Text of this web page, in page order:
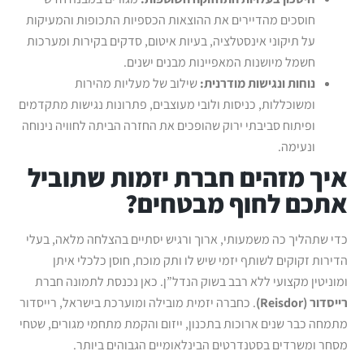
חוסכים מהדיירים את ההוצאות הכספיות התכופות והמעיקות
על תיקוני אינסטלציה, בעיות איטום, סדקים בקירות ומערכות
חשמל מיושנות המאפיינות מבנים ישנים.
נוחות ונגישות מודרנית:שילוב של מעליות מהירות
ומשוכללות, כניסות ולובי מעוצבים, פתרונות נגישות מתקדמים
ופיתוח סביבתי ירוק שהופכים את החזרה הביתה לחוויה נינוחה
ונעימה.
איך מזהים חברת יזמות שתוביל
אתכם לחוף מבטחים?
כדי שתהליך כה משמעותי, ארוך ורגיש יסתיים בהצלחה מלאה, בעלי
הדירות זקוקים לשותף יזמי שיש לו ותק מוכח, חוסן כלכלי איתן
ומוניטין מקצועי ללא רבב בשוק הנדל”ן. כאן נכנסת לתמונה חברת
רייסדור (Reisdor) . כחברה יזמית מובילה ומוערכת בישראל, רייסדור
מתמחה כבר שנים ארוכות בתכנון, ייזום והקמת מתחמי מגורים, שטחי
מסחר ומשרדים בסטנדרטים הבינלאומיים הגבוהים ביותר.